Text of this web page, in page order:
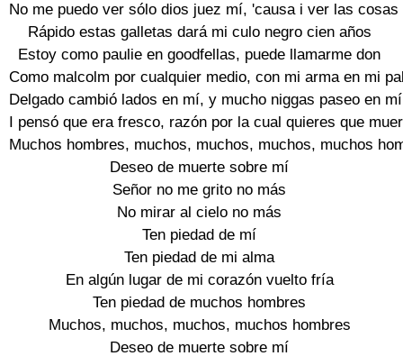
No me puedo ver sólo dios juez mí, 'causa i ver las cosas
Rápido estas galletas dará mi culo negro cien años
Estoy como paulie en goodfellas, puede llamarme don
Como malcolm por cualquier medio, con mi arma en mi
Delgado cambió lados en mí, y mucho niggas paseo en mí
I pensó que era fresco, razón por la cual quieres que
Muchos hombres, muchos, muchos, muchos, muchos
Deseo de muerte sobre mí
Señor no me grito no más
No mirar al cielo no más
Ten piedad de mí
Ten piedad de mi alma
En algún lugar de mi corazón vuelto fría
Ten piedad de muchos hombres
Muchos, muchos, muchos, muchos hombres
Deseo de muerte sobre mí